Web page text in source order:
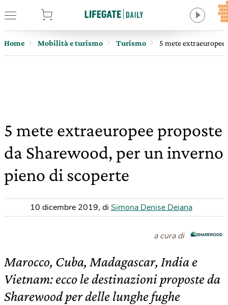
Home Mobilità e turismo Turismo 5 mete
5 mete extraeuropee proposte
da Sharewood, per un inverno
pieno di scoperte
10 dicembre 2019, di Simona Denise Deiana
a cura di
Marocco, Cuba, Madagascar, India e
Vietnam: ecco le destinazioni proposte da
Sharewood per delle lunghe fughe